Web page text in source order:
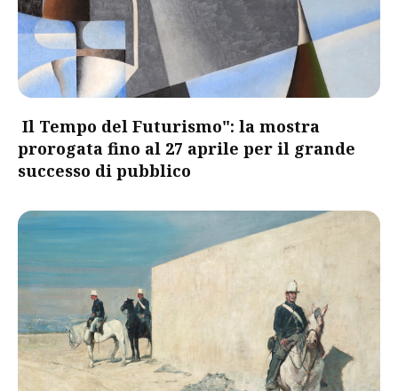
Il Tempo del Futurismo": la mostra
prorogata fino al 27 aprile per il grande
successo di pubblico